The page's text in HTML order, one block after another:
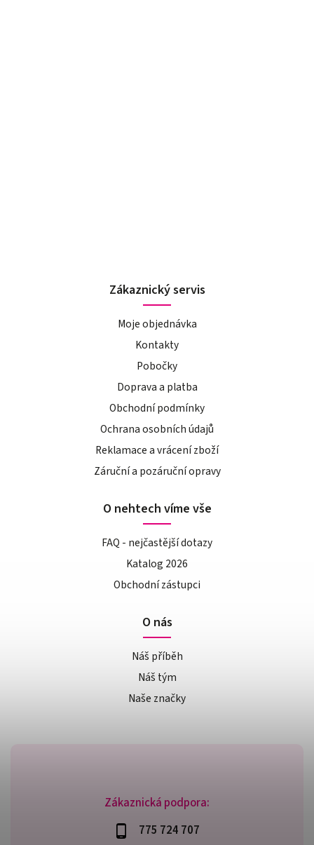
Zákaznická podpora:
775 724 707
Zákaznický servis
Moje objednávka
Kontakty
Pobočky
Doprava a platba
Obchodní podmínky
Ochrana osobních údajů
Reklamace a vrácení zboží
Záruční a pozáruční opravy
O nehtech víme vše
FAQ - nejčastější dotazy
Katalog 2026
Obchodní zástupci
O nás
Náš příběh
Náš tým
Naše značky